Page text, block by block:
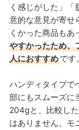
く感じがした」
意的な意見が寄せ
くかった商品もあ
やすかったため、
人におすすめです。
ハンディタイプで
部にもスムーズに
204gと、比較し
はありません。モ